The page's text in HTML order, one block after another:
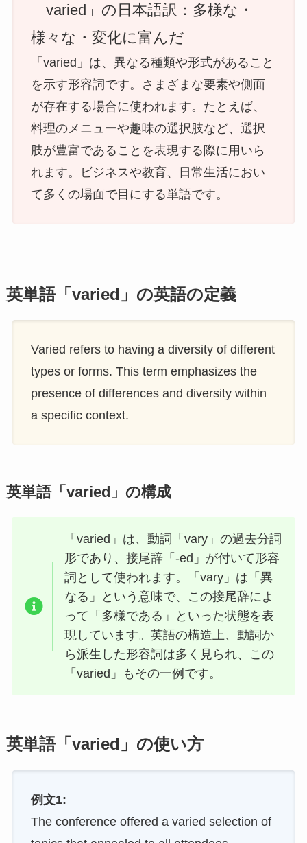
「varied」の日本語訳：多様な・
様々な・変化に富んだ
「varied」は、異なる種類や形式があること
を示す形容詞です。さまざまな要素や側面
が存在する場合に使われます。たとえば、
料理のメニューや趣味の選択肢など、選択
肢が豊富であることを表現する際に用いら
れます。ビジネスや教育、日常生活におい
て多くの場面で目にする単語です。
英単語「varied」の英語の定義
Varied refers to having a diversity of different
types or forms. This term emphasizes the
presence of differences and diversity within
a specific context.
英単語「varied」の構成
「varied」は、動詞「vary」の過去分詞
形であり、接尾辞「-ed」が付いて形容
詞として使われます。「vary」は「異
なる」という意味で、この接尾辞によ
って「多様である」といった状態を表
現しています。英語の構造上、動詞か
ら派生した形容詞は多く見られ、この
「varied」もその一例です。
英単語「varied」の使い方
例文1:
The conference offered a varied selection of